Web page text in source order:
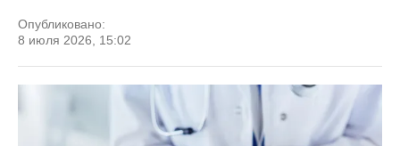
Опубликовано:
8 июля 2026, 15:02